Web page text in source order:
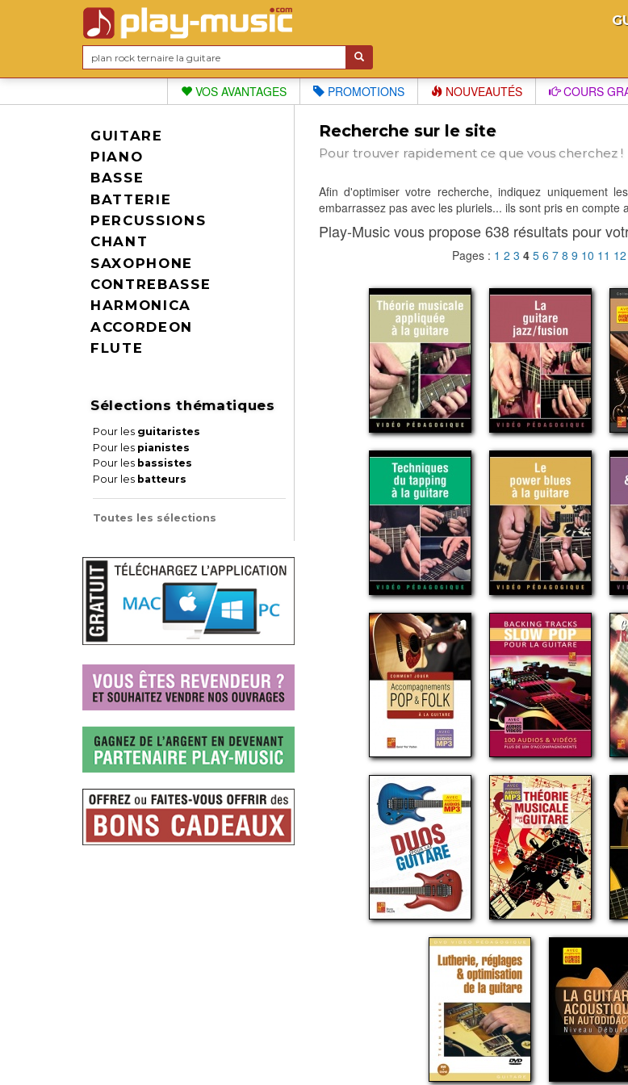
VOS AVANTAGES PROMOTIONS NOUVEAUTÉS COURS
GUITARE
PIANO
BASSE
BATTERIE
PERCUSSIONS
CHANT
SAXOPHONE
CONTREBASSE
HARMONICA
ACCORDEON
FLUTE
Sélections thématiques
Pour les guitaristes
Pour les pianistes
Pour les bassistes
Pour les batteurs
Toutes les sélections
Recherche sur le site
Pour trouver rapidement ce que vous cherchez !
Afin d'optimiser votre recherche, indiquez uniquement
embarrassez pas avec les pluriels... ils sont pris en compte
Play-Music vous propose 638 résultats pour
Pages : 1 2 3 4 5 6 7 8 9 10 11 12